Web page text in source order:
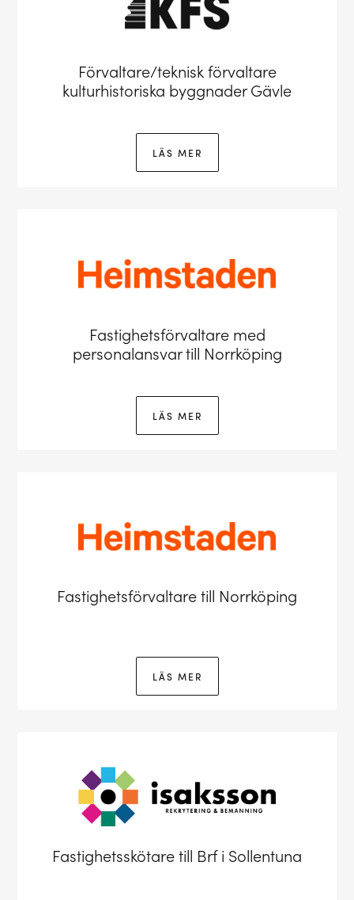
Förvaltare/teknisk förvaltare
kulturhistoriska byggnader Gävle
LÄS MER
Fastighetsförvaltare med
personalansvar till Norrköping
LÄS MER
Fastighetsförvaltare till Norrköping
LÄS MER
Fastighetsskötare till Brf i Sollentuna